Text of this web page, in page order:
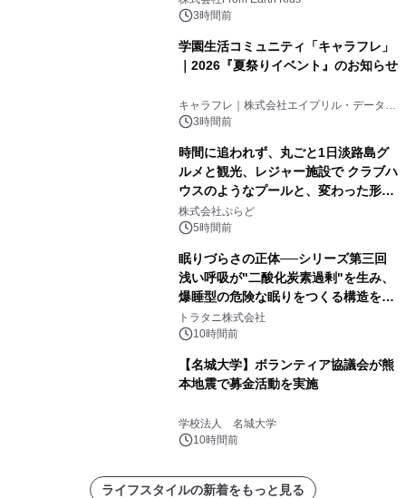
3時間前
学園生活コミュニティ「キャラフレ」
｜2026『夏祭りイベント』のお知らせ
キャラフレ｜株式会社エイプリル・データ・
デザインズ
3時間前
時間に追われず、丸ごと1日淡路島グ
ルメと観光、レジャー施設で クラブハ
ウスのようなプールと、変わった形の
サウナも 「THE BOXY AWAJI」のお
得な素泊まり連泊プランで
株式会社ぷらど
5時間前
眠りづらさの正体──シリーズ第三回
浅い呼吸が"二酸化炭素過剰"を生み、
爆睡型の危険な眠りをつくる構造を解
説
トラタニ株式会社
10時間前
【名城大学】ボランティア協議会が熊
本地震で募金活動を実施
学校法人 名城大学
10時間前
ライフスタイルの新着をもっと見る